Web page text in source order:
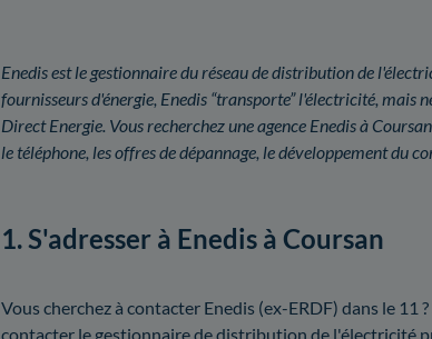
Enedis est le gestionnaire du réseau de distribution de
fournisseurs d'énergie, Enedis “transporte” l'électricité, mais
Direct Energie. Vous recherchez une agence Enedis à
le téléphone, les offres de dépannage, le développement du
1. S'adresser à Enedis à Coursan
Vous cherchez à contacter Enedis (ex-ERDF) dans le 11
contacter le gestionnaire de distribution de l'électricité